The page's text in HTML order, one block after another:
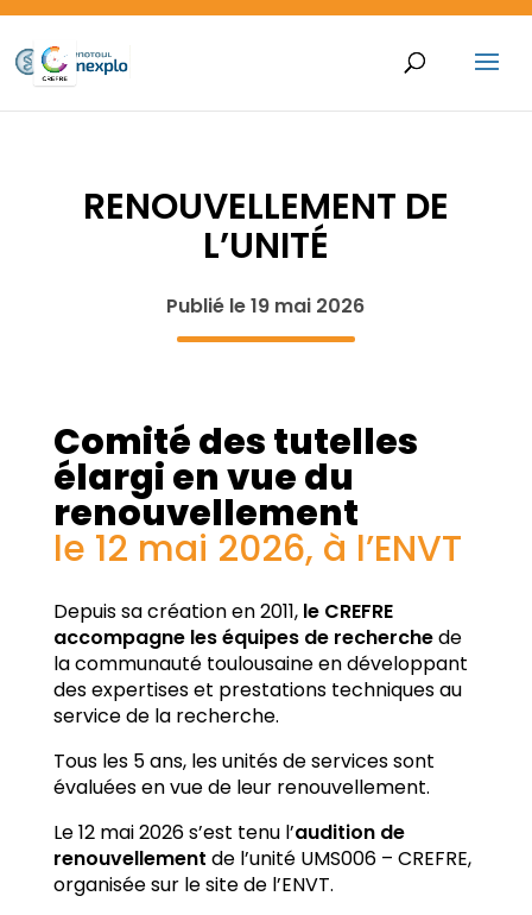
RENOUVELLEMENT DE
L’UNITÉ
Publié le 19 mai 2026
Comité des tutelles
élargi en vue du
renouvellement
le 12 mai 2026, à l’ENVT
Depuis sa création en 2011, le CREFRE
accompagne les équipes de recherchede
la communauté toulousaine en développant
des expertises et prestations techniques au
service de la recherche.
Tous les 5 ans, les unités de services sont
évaluées en vue de leur renouvellement.
Le 12 mai 2026 s’est tenu l’audition de
renouvellement de l’unité UMS006 – CREFRE,
organisée sur le site de l’ENVT.